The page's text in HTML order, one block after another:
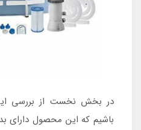
در بخش نخست از بررسی این